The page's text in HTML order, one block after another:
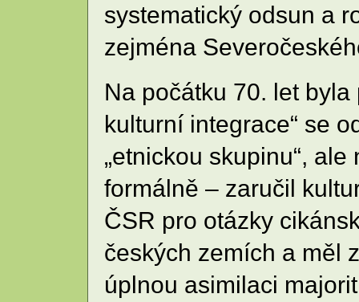
systematický odsun a
zejména
Na počátku 70. let
kulturní integrace“ se
„etnickou skupinu“,
formálně – zaručil
ČSR pro otázky
českých zemích a měl
úplnou asimilaci